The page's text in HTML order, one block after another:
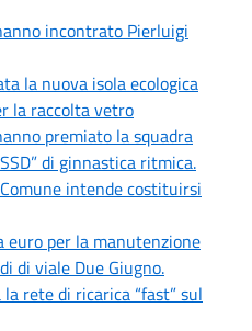
incontrato Pierluigi
la nuova isola ecologica
la raccolta vetro
premiato la squadra
di ginnastica ritmica.
intende costituirsi
per la manutenzione
di viale Due Giugno.
rete di ricarica “fast” sul